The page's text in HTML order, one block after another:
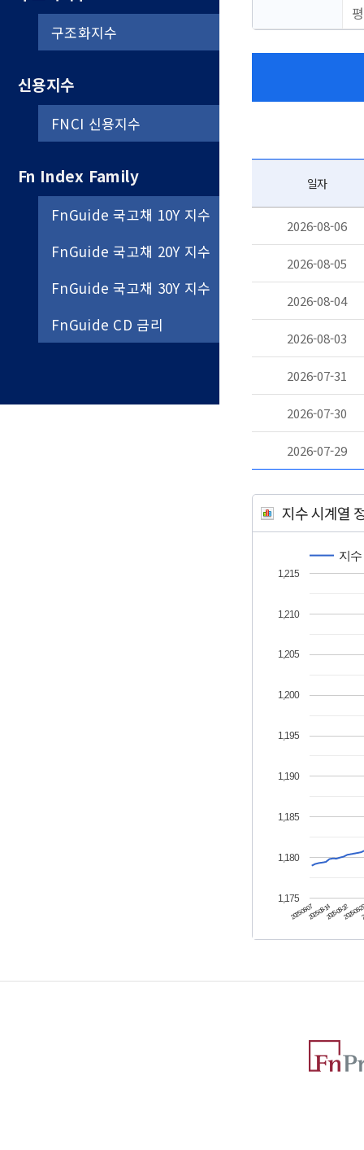
구조화지수
신용지수
FNCI 신용지수
Fn Index Family
FnGuide 국고채 10Y 지수
FnGuide 국고채 20Y 지수
FnGuide 국고채 30Y 지수
FnGuide CD 금리
일자
2026-08-06
2026-08-05
2026-08-04
2026-08-03
2026-07-31
2026-07-30
2026-07-29
지수 시계열
지수
2025-08-072025-08-142025-08-222025-
1,175
1,180
1,185
1,190
1,195
1,200
1,205
1,210
1,215